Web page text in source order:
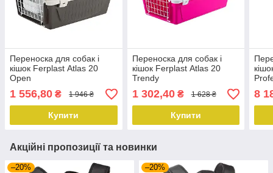
Переноска для собак і
кішок Ferplast Atlas 20
Open
1 556,80 ₴ 1 946 ₴
Купити
Переноска для собак і
кішок Ferplast Atlas 20
Trendy
1 302,40₴ 1 628 ₴
Купити
8
Акційні пропозиції та новинки
–20% –20%